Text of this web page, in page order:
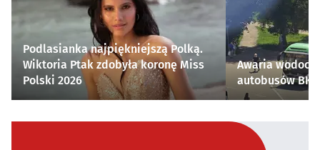
Podlasianka najpiękniejszą Polką.
Wiktoria Ptak zdobyła koronę Miss
Polski 2026
Awaria
autobusów